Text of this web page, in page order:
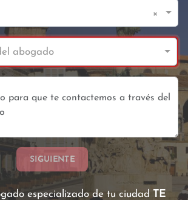
×
abogado
SIGUIENTE
especializado de tu ciudad TE